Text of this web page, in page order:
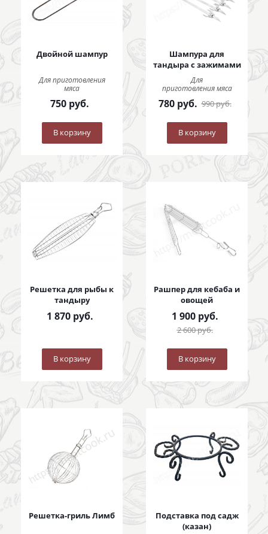
Двойной шампур
Для приготовления
мяса
750 руб.
В корзину
Шампура для
тандыра с зажимами
Для
приготовления мяса
780руб. 990руб.
В корзину
Решетка для рыбы к
тандыру
1 870руб.
В корзину
Рашпер для кебаба и
овощей
1 900руб.
2 600руб.
В корзину
Решетка-гриль Лимб
Подставка под садж
(казан)